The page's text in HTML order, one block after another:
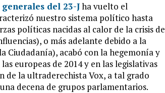
del 23-Jha vuelto el
nuestro sistema político hasta
políticas nacidas al calor de la crisis de
o más adelante debido a la
Ciudadanía), acabó con la hegemonía y
europeas de 2014 y en las legislativas
de la ultraderechista Vox, a tal grado
decena de grupos parlamentarios.